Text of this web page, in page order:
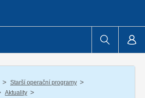
/ Starší operační programy /
Aktuality /